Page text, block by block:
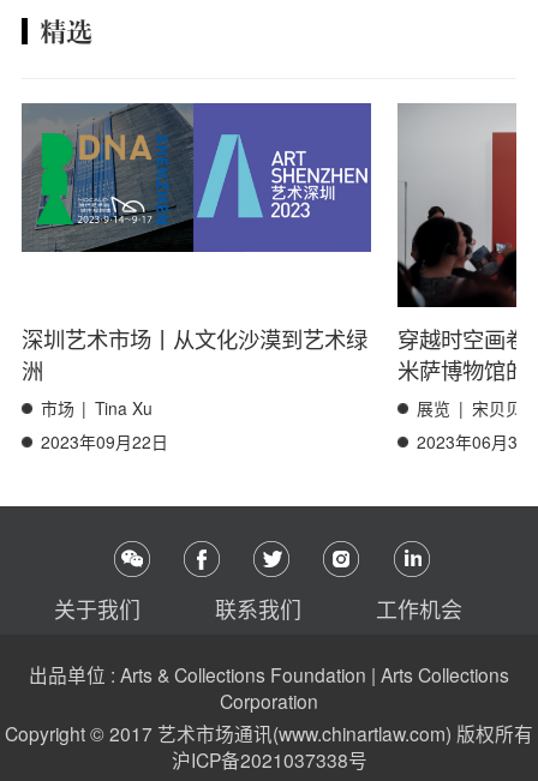
精选
深圳艺术市场丨从文化沙漠到艺术绿
洲
市场 | Tina Xu
2023年09月22日
穿越时空画卷
米萨博物馆的
展览 | 宋贝贝
2023年06月30
关于我们 联系我们 工作机会
出品单位 : Arts & Collections Foundation | Arts Collections
Corporation
Copyright © 2017 艺术市场通讯(www.chinartlaw.com) 版权所有
沪ICP备2021037338号